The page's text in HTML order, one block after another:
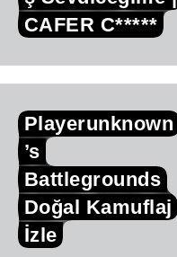
CAFER C*****
Playerunknown
’s
Battlegrounds
Doğal Kamuflaj
İzle